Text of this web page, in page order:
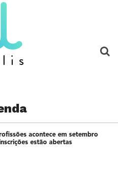
acontece em setembro
estão abertas